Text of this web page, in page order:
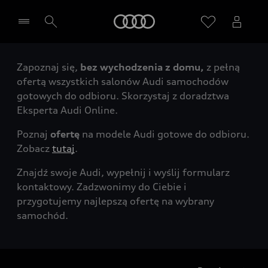
Wybierz Twojego Partnera Audi
Zapoznaj się, bez wychodzenia z domu, z pełną
ofertą wszystkich salonów Audi samochodów
gotowych do odbioru. Skorzystaj z doradztwa
Eksperta Audi Online.
Poznaj ofertę na modele Audi gotowe do odbioru.
Zobacz tutaj.
Znajdź swoje Audi, wypełnij i wyślij formularz
kontaktowy. Zadzwonimy do Ciebie i
przygotujemy najlepszą ofertę na wybrany
samochód.